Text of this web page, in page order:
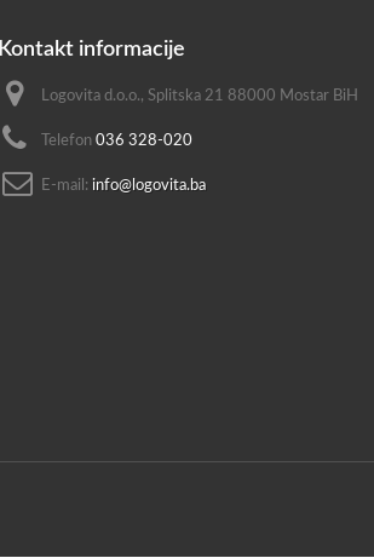
Kontakt informacije
Logovita d.o.o., Splitska 21 88000 Mostar BiH
Telefon 036 328-020
E-mail: info@logovita.ba